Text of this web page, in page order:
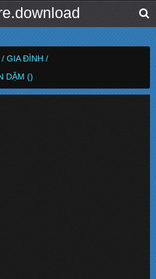
/ GIA ĐÌNH /
DẶM ()